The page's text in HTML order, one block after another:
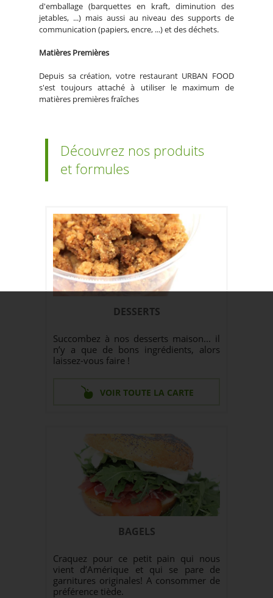
d'emballage (barquettes en kraft, diminution des
jetables, ...) mais aussi au niveau des supports de
communication (papiers, encre, ...) et des déchets.
Matières Premières
Depuis sa création, votre restaurant URBAN FOOD
s'est toujours attaché à utiliser le maximum de
matières premières fraîches
Découvrez nos produits
et formules
DESSERTS
Succombez à nos desserts maison... il
n’y a que de bons ingrédients, alors
laissez-vous faire !
VOIR TOUTE LA CARTE
BAGELS
Craquez pour ce petit pain qui nous
vient d’Amérique et qui se pare de
garnitures originales! A consommer de
préférence tiède.